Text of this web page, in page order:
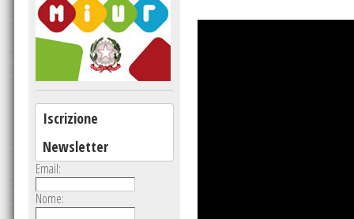
Iscrizione
Newsletter
Email:
Nome: